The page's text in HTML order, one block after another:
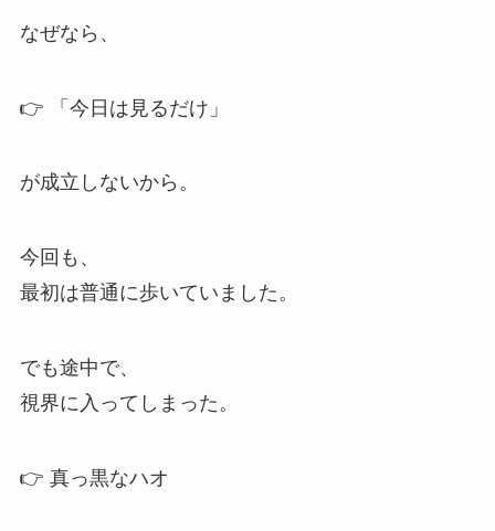
なぜなら、
👉 「今日は見るだけ」
が成立しないから。
今回も、
最初は普通に歩いていました。
でも途中で、
視界に入ってしまった。
👉 真っ黒なハオ